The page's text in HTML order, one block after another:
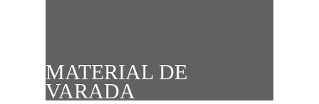
MATERIAL DE
VARADA